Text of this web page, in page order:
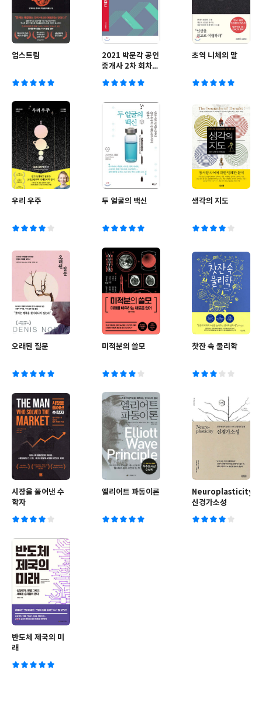
업스트림
2021 박문각 공인
중개사 2차 회차별
초역 니체의 말
우리 우주 두 얼굴의 백신 생각의 지도
오래된 질문 미적분의 쓸모 찻잔 속 물리학
시장을 풀어낸 수
학자
엘리어트 파동이론
Neuroplasticity
신경가소성
반도체 제국의 미
래